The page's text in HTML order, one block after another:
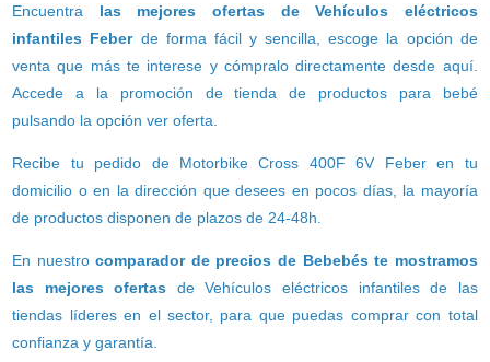
Encuentra las mejores ofertas de Vehículos eléctricos
infantiles Feberde forma fácil y sencilla, escoge la opción de
venta que más te interese y cómpralo directamente desde aquí.
Accede a la promoción de tienda de productos para bebé
pulsando la opción ver oferta.
Recibe tu pedido de Motorbike Cross 400F 6V Feber en tu
domicilio o en la dirección que desees en pocos días, la mayoría
de productos disponen de plazos de 24-48h.
En nuestrocomparador de precios de Bebebés te mostramos
las mejores ofertas de Vehículos eléctricos infantiles de las
tiendas líderes en el sector, para que puedas comprar con total
confianza y garantía.